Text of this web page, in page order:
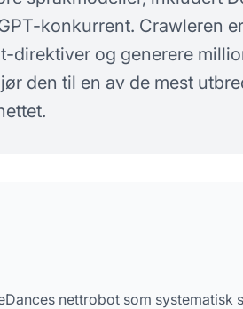
innen AI-synlighet
konkurrent. Crawleren
direktiver og generere
den til en av de mest
nettrobot som